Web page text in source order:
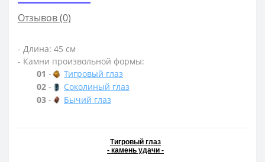
Отзывов (0)
- Длина: 45 см
- Камни произвольной формы:
01 -
Тигровый глаз
02 -
Соколиный глаз
03 - Бычий глаз
Тигровый глаз
- камень удачи -